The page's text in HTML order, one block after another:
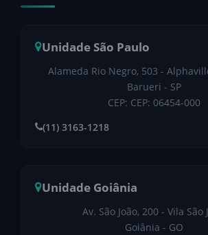
Unidade São Paulo
Alameda Rio Negro, 503 -
Barueri - SP
CEP: CEP: 06454-000
(11) 3163-1218
Unidade Goiânia
Av. São João, 200 - Vila São
Goiânia - GO